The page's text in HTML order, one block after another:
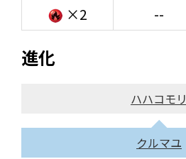
×2 --
進化
ハハコモリ
クルマユ